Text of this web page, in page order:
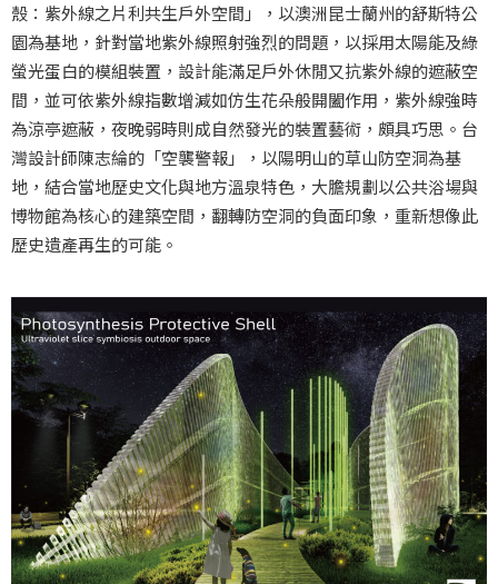
殼：紫外線之片利共生戶外空間」，以澳洲昆士蘭州的舒斯特公
園為基地，針對當地紫外線照射強烈的問題，以採用太陽能及綠
螢光蛋白的模組裝置，設計能滿足戶外休閒又抗紫外線的遮蔽空
間，並可依紫外線指數增減如仿生花朵般開闔作用，紫外線強時
為涼亭遮蔽，夜晚弱時則成自然發光的裝置藝術，頗具巧思。台
灣設計師陳志綸的「空襲警報」，以陽明山的草山防空洞為基
地，結合當地歷史文化與地方溫泉特色，大膽規劃以公共浴場與
博物館為核心的建築空間，翻轉防空洞的負面印象，重新想像此
歷史遺產再生的可能。